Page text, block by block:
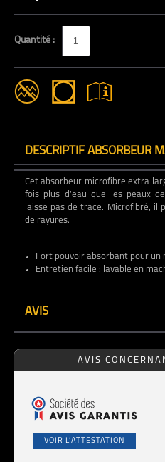
Quantité :
DESCRIPTIF ABSORBEUR
Cet absorbeur microfibre extra
fois plus d’eau que les peaux
laisse pas de trace. Microfibré, il
de rayures.
Fort pouvoir absorbant pour un
Entretien facile : lavable en
AVIS
AVIS
VOIR L'ATTESTATION